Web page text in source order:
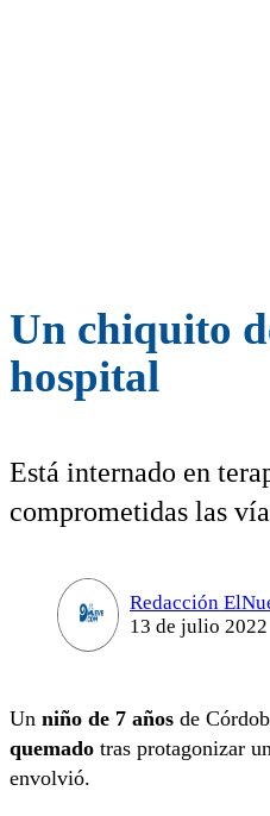
Un chiquito
hospital
Está internado en
comprometidas las
Redacción
13 de julio 2022
Un niño de 7 años de
quemado tras protagonizar
envolvió.